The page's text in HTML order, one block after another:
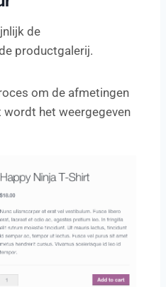
de
productgalerij.
om de afmetingen
het weergegeven